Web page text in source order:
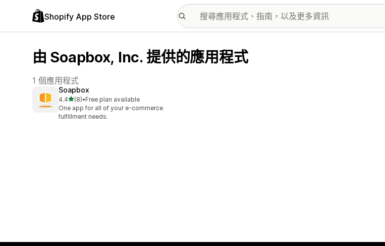
Shopify App Store
由 Soapbox, Inc. 提供的應用程式
1 個應用程式
Soapbox
4.4滿分 5 顆星
(8)
共有 8 則評價
•Free plan available
One app for all of your e-commerce
fulfillment needs.